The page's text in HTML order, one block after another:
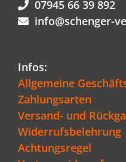
07945 66 39 892
info@schenger-
Infos:
Allgemeine
Zahlungsarten
Versand- und
Widerrufsbelehrung
Achtungsregel